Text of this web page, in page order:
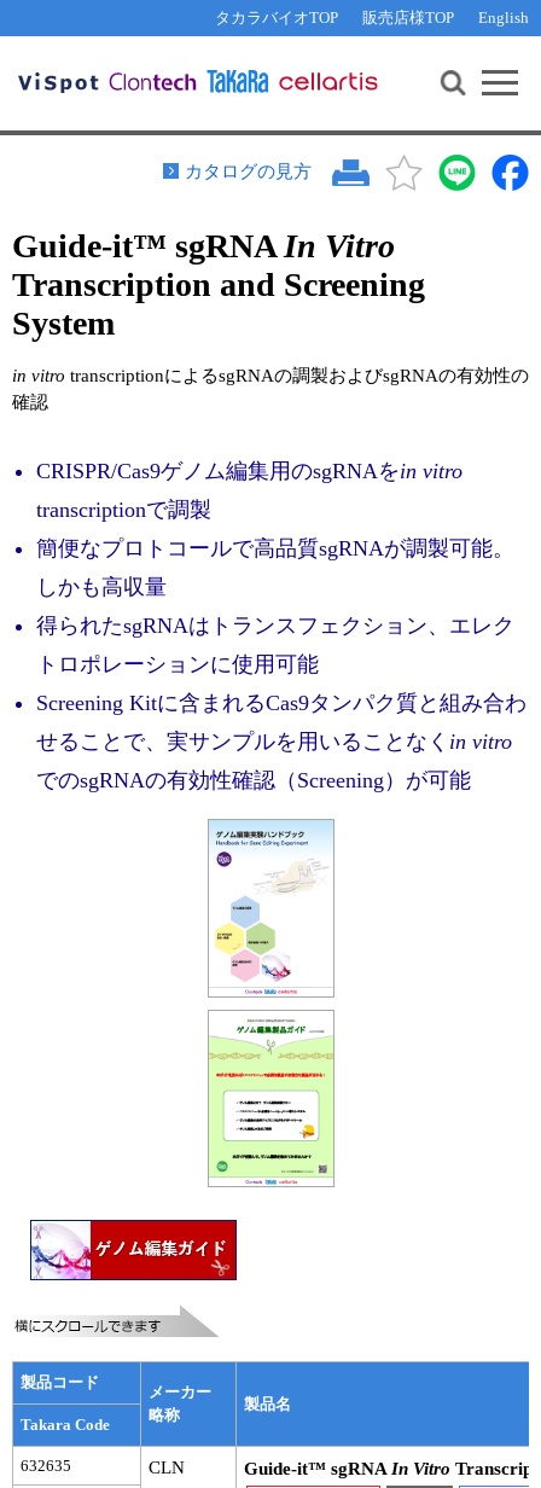
タカラバイオTOP 販売店様TOP English
機能解析・サイレンシング
PCR・等温増幅
リアルタイムPCR（qPCR）
装置・ソフトウェア
サンプル請求
その他 ライセンスに関するご相談
遺伝子組換え生物該当製品
研究支援ツール
Cut-Site Navigator 制限酵素切断サイトの検索
In-Fusion Cloning プライマー設計
抗体検索サイト
リアルタイムPCR（インターカレーター法）
プライマー検索・注文
リアルタイムPCR（プローブ法）
プライマー・プローブ検索・注文
実験ガイド
リアルタイムPCR実験ガイド
NGSポータルサイト
幹細胞・再生医療研究ガイド
エピジェネティクス実験ガイド
Q&A
お問い合わせ WEB会員登録
カタログの見方
Guide-it™ sgRNAIn Vitro
Transcription and Screening
System
in vitro transcriptionによるsgRNAの調製およびsgRNAの有効性の
確認
CRISPR/Cas9ゲノム編集用のsgRNAをin vitro
transcriptionで調製
簡便なプロトコールで高品質sgRNAが調製可能。
しかも高収量
得られたsgRNAはトランスフェクション、エレク
トロポレーションに使用可能
Screening Kitに含まれるCas9タンパク質と組み合わ
せることで、実サンプルを用いることなく in vitro
でのsgRNAの有効性確認（Screening）が可能
製品コード
メーカー
略称
製品名
Takara Code
632635 CLN Guide-it™ sgRNA In Vitro